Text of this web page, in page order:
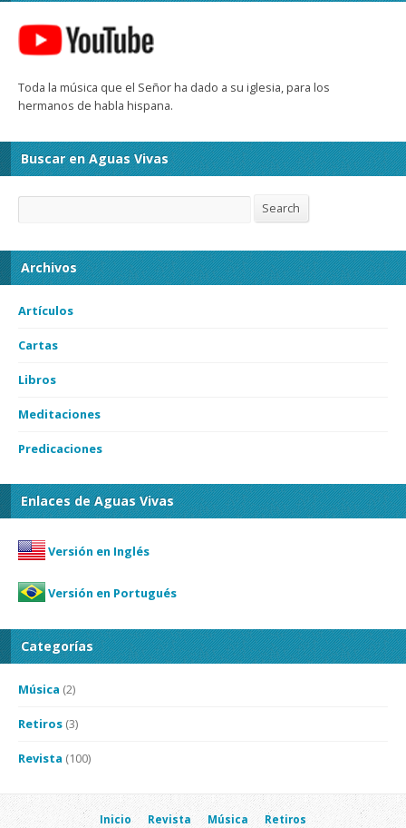
Toda la música que el Señor ha dado a su iglesia, para los
hermanos de habla hispana.
Buscar en Aguas Vivas
Search Search
Archivos
Artículos
Cartas
Libros
Meditaciones
Predicaciones
Enlaces de Aguas Vivas
Versión en Inglés
Versión en Portugués
Categorías
Música (2)
Retiros (3)
Revista (100)
Inicio Revista Música Retiros